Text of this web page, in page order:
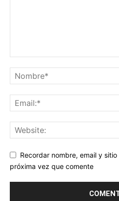
Recordar nombre, email y
próxima vez que comente